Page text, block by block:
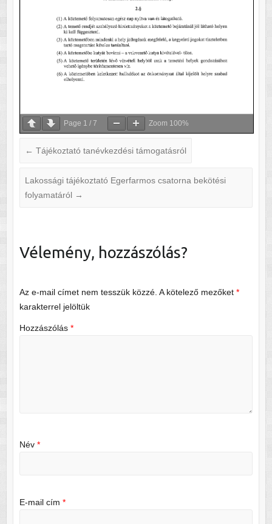
Page 1 / 7 Zoom 100%
← Tájékoztató tanévkezdési támogatásról
Lakossági tájékoztató Egerfarmos csatorna bekötési
folyamatáról →
Vélemény, hozzászólás?
Az e-mail címet nem tesszük közzé. A kötelező mezőket *
karakterrel jelöltük
Hozzászólás *
Név *
E-mail cím *